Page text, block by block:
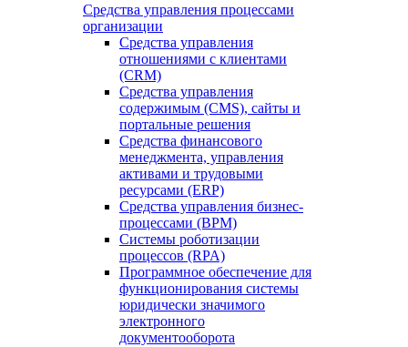
Средства управления процессами
организации
Средства управления
отношениями с клиентами
(CRM)
Средства управления
содержимым (CMS), сайты и
портальные решения
Средства финансового
менеджмента, управления
активами и трудовыми
ресурсами (ERP)
Средства управления бизнес-
процессами (BPM)
Системы роботизации
процессов (RPA)
Программное обеспечение для
функционирования системы
юридически значимого
электронного
документооборота